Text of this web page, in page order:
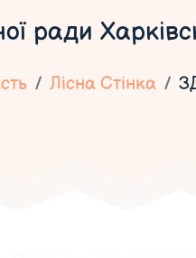
ради
Лісна Стінка